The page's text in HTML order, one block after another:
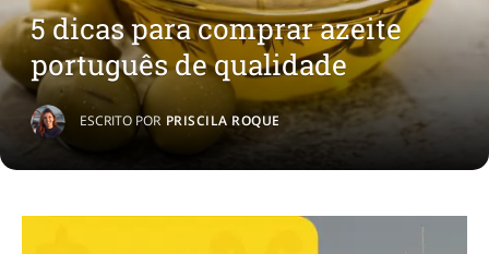
5 dicas para comprar azeite
português de qualidade
ESCRITO POR PRISCILA ROQUE